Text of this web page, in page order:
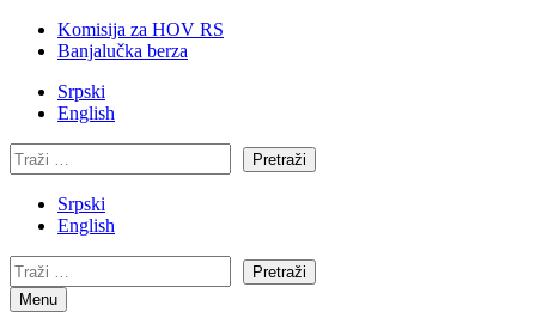
Komisija za HOV RS
Banjalučka berza
Srpski
English
Pretraži
Srpski
English
Pretraži
Menu